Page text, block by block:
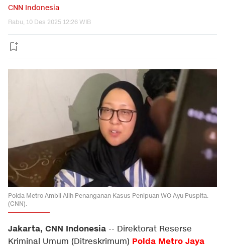
CNN Indonesia
Rabu, 10 Des 2025 12:26 WIB
Polda Metro Ambil Alih Penanganan Kasus Penipuan WO Ayu Puspita.
(CNN).
Jakarta, CNN Indonesia -- Direktorat Reserse
Kriminal Umum (Ditreskrimum) Polda Metro Jaya